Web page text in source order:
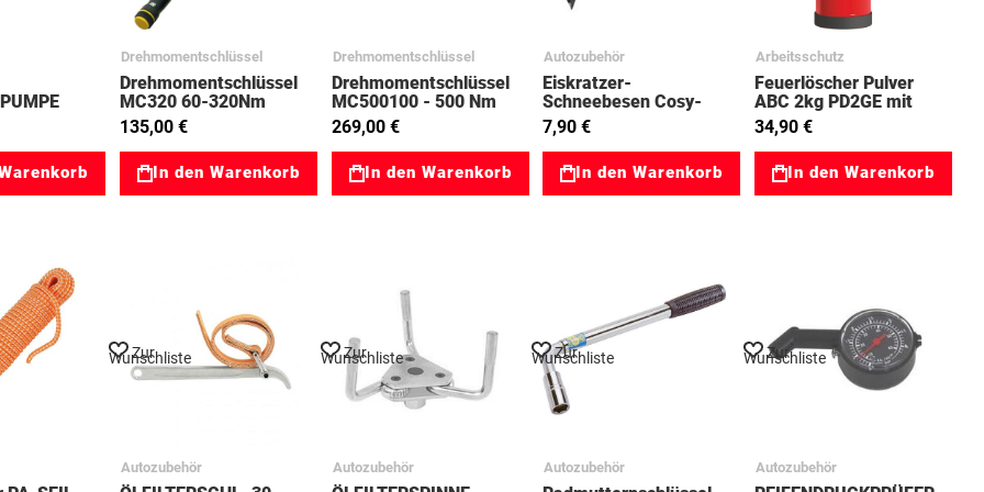
Drehmomentschlüssel
Drehmomentschlüssel
MC320 60-320Nm
03023354
135,00 €
In den Warenkorb
Drehmomentschlüssel
Drehmomentschlüssel
MC500100 - 500 Nm
269,00 €
In den Warenkorb
Autozubehör
Eiskratzer-
Schneebesen Cosy-
Griff 97032152
7,90 €
In den Warenkorb
Arbeitsschutz
Feuerlöscher Pulver
ABC 2kg PD2GE mit
Manometer,
Prüfventil, KFZ-Halter
93067001
34,90 €
In den Warenkorb
Zur
Wunschliste
Autozubehör
Zur
Wunschliste
Autozubehör
Zur
Wunschliste
Autozubehör
Zur
Wunschliste
Autozubehör